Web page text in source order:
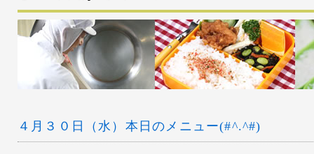
４月３０日（水）本日のメニュー(#^.^#)